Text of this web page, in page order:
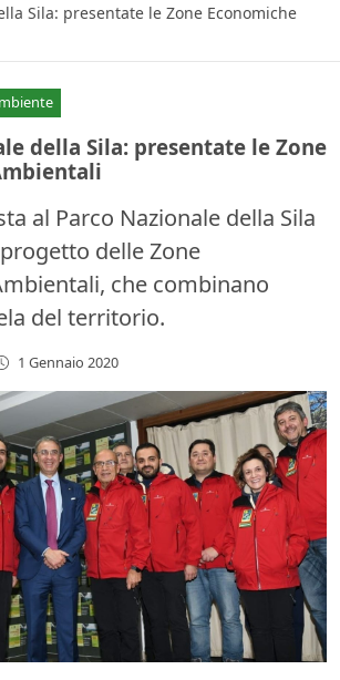
Sila: presentate le Zone Economiche
della Sila: presentate le Zone
al Parco Nazionale della Sila
delle Zone
che combinano
del territorio.
1 Gennaio 2020